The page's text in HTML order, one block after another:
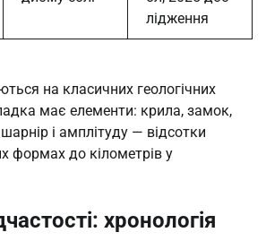
лідження
на класичних геологічних
має елементи: крила, замок,
і амплітуду — відсотки
формах до кілометрів у
хронологія